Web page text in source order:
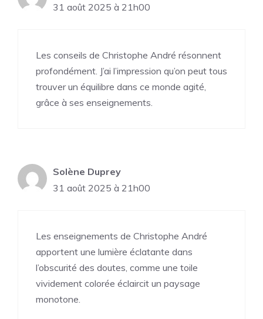
31 août 2025 à 21h00
Les conseils de Christophe André résonnent
profondément. J’ai l’impression qu’on peut tous
trouver un équilibre dans ce monde agité,
grâce à ses enseignements.
Solène Duprey
31 août 2025 à 21h00
Les enseignements de Christophe André
apportent une lumière éclatante dans
l’obscurité des doutes, comme une toile
vividement colorée éclaircit un paysage
monotone.